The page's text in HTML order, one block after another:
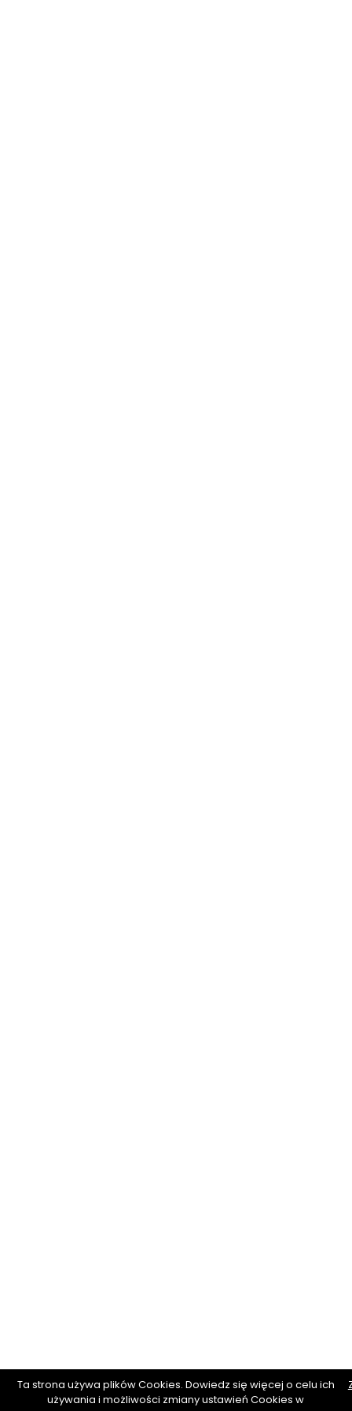
Ta strona używa plików Cookies. Dowiedz się więcej o celu ich
używania i możliwości zmiany ustawień Cookies w